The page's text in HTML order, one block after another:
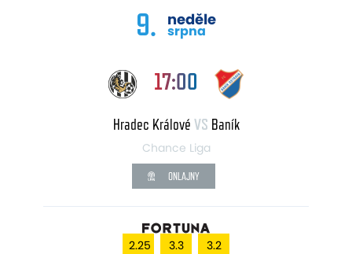
9. neděle
srpna
17:00
Hradec Králové VS Baník
Chance Liga
ONLAJNY
2.25 3.3 3.2